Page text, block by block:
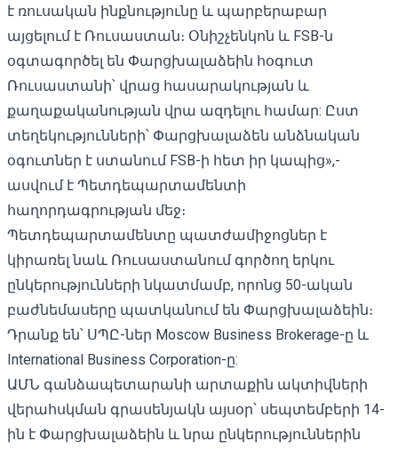
է ռուսական ինքնությունը և պարբերաբար
այցելում է Ռուսաստան։ Օնիշչենկոն և FSB-ն
օգտագործել են Փարցխալաձեին հօգուտ
Ռուսաստանի՝ վրաց հասարակության և
քաղաքականության վրա ազդելու համար: Ըստ
տեղեկությունների՝ Փարցխալաձեն անձնական
օգուտներ է ստանում FSB-ի հետ իր կապից»,-
ասվում է Պետդեպարտամենտի
հաղորդագրության մեջ։
Պետդեպարտամենտը պատժամիջոցներ է
կիրառել նաև Ռուսաստանում գործող երկու
ընկերությունների նկատմամբ, որոնց 50-ական
բաժնեմասերը պատկանում են Փարցխալաձեին։
Դրանք են՝ ՍՊԸ-ներ Moscow Business Brokerage-ը և
International Business Corporation-ը:
ԱՄՆ գանձապետարանի արտաքին ակտիվների
վերահսկման գրասենյակն այսօր՝ սեպտեմբերի 14-
ին է Փարցխալաձեին և նրա ընկերություններին